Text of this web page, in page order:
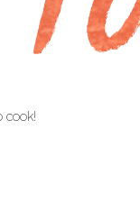
cook!